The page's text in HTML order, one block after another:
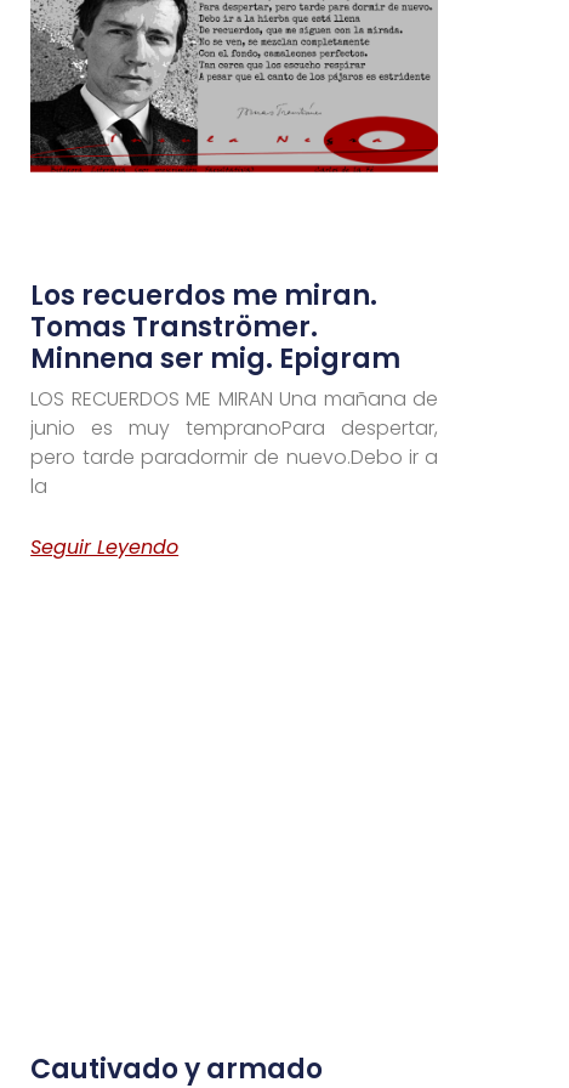
Los recuerdos me miran.
Tomas Tranströmer.
Minnena ser mig. Epigram
LOS RECUERDOS ME MIRAN Una mañana de
junio es muy tempranoPara despertar,
pero tarde paradormir de nuevo.Debo ir a
la
Seguir Leyendo
Cautivado y armado